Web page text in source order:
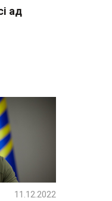
ад
11.12.2022